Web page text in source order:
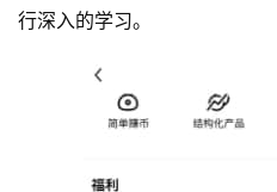
行深入的学习。